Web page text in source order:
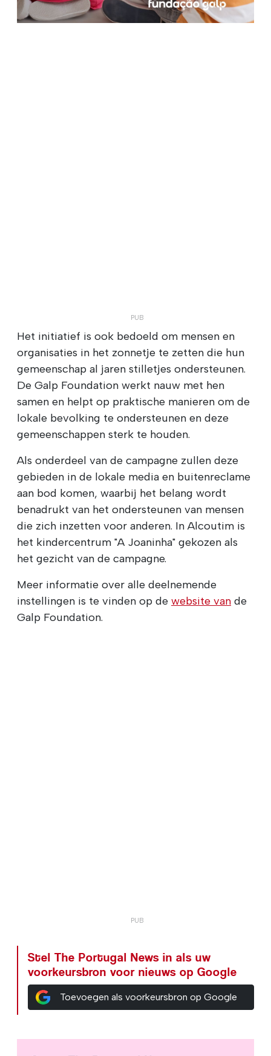
Het initiatief is ook bedoeld om mensen en
organisaties in het zonnetje te zetten die hun
gemeenschap al jaren stilletjes ondersteunen.
De Galp Foundation werkt nauw met hen
samen en helpt op praktische manieren om de
lokale bevolking te ondersteunen en deze
gemeenschappen sterk te houden.
Als onderdeel van de campagne zullen deze
gebieden in de lokale media en buitenreclame
aan bod komen, waarbij het belang wordt
benadrukt van het ondersteunen van mensen
die zich inzetten voor anderen. In Alcoutim is
het kindercentrum "A Joaninha" gekozen als
het gezicht van de campagne.
Meer informatie over alle deelnemende
instellingen is te vinden op de website van de
Galp Foundation.
Stel The Portugal News in als uw
voorkeursbron voor nieuws op Google
Toevoegen als voorkeursbron op Google